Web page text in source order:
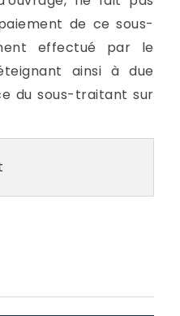
de ce sous-
effectué par le
ainsi à due
du sous-traitant sur